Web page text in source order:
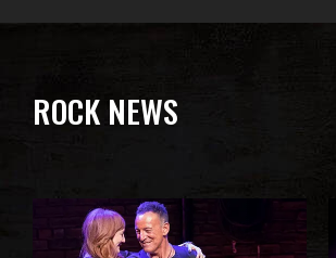
ROCK NEWS